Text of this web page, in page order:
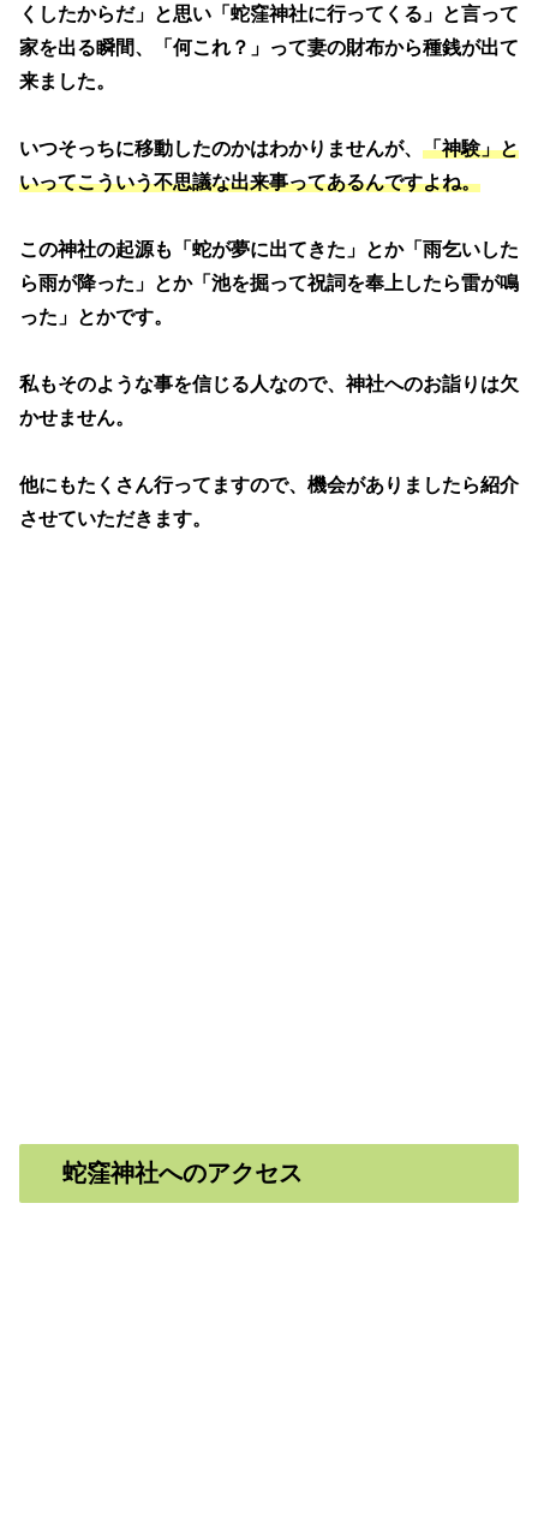
くしたからだ」と思い「蛇窪神社に行ってくる」と言って
家を出る瞬間、「何これ？」って妻の財布から種銭が出て
来ました。
いつそっちに移動したのかはわかりませんが、 「神験」と
いってこういう不思議な出来事ってあるんですよね。
この神社の起源も「蛇が夢に出てきた」とか「雨乞いした
ら雨が降った」とか「池を掘って祝詞を奉上したら雷が鳴
った」とかです。
私もそのような事を信じる人なので、神社へのお詣りは欠
かせません。
他にもたくさん行ってますので、機会がありましたら紹介
させていただきます。
蛇窪神社へのアクセス